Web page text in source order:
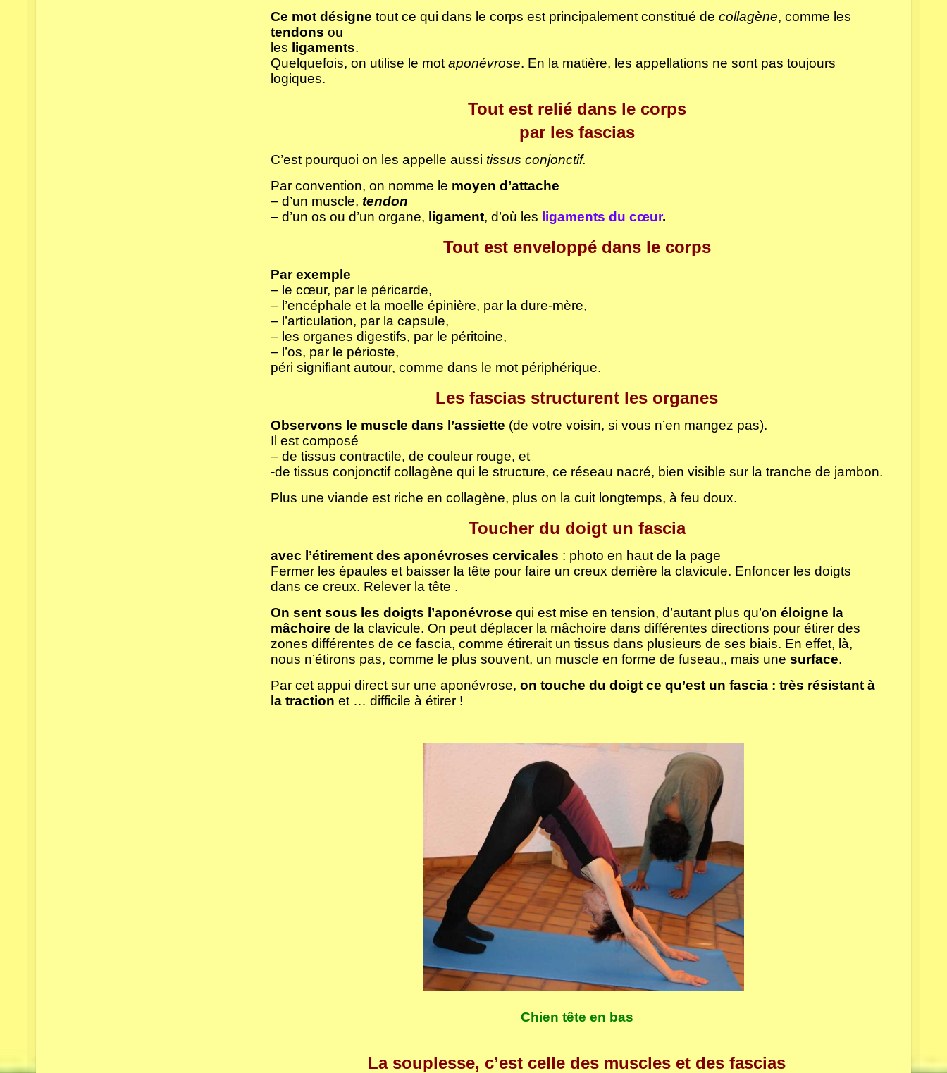
Ce mot désigne tout ce qui dans le corps est principalement constitué de collagène, comme les
tendons ou
les ligaments.
Quelquefois, on utilise le motaponévrose. En la matière, les appellations ne sont pas toujours
logiques.
Tout est relié dans le corps
par les fascias
C’est pourquoi on les appelle aussi tissus conjonctif.
Par convention, on nomme le moyen d’attache
– d’un muscle, tendon
– d’un os ou d’un organe, ligament, d’où les ligaments du cœur.
Tout est enveloppé dans le corps
Par exemple
– le cœur, par le péricarde,
– l’encéphale et la moelle épinière, par la dure-mère,
– l’articulation, par la capsule,
– les organes digestifs, par le péritoine,
– l’os, par le périoste,
péri signifiant autour, comme dans le mot périphérique.
Les fascias structurent les organes
Observons le muscle dans l’assiette (de votre voisin, si vous n’en mangez pas).
Il est composé
– de tissus contractile, de couleur rouge, et
-de tissus conjonctif collagène qui le structure, ce réseau nacré, bien visible sur la tranche de jambon.
Plus une viande est riche en collagène, plus on la cuit longtemps, à feu doux.
Toucher du doigt un fascia
avec l’étirement des aponévroses cervicales : photo en haut de la page
Fermer les épaules et baisser la tête pour faire un creux derrière la clavicule. Enfoncer les doigts
dans ce creux. Relever la tête .
On sent sous les doigts l’aponévrose qui est mise en tension, d’autant plus qu’on éloigne la
mâchoire de la clavicule. On peut déplacer la mâchoire dans différentes directions pour étirer des
zones différentes de ce fascia, comme étirerait un tissus dans plusieurs de ses biais. En effet, là,
nous n’étirons pas, comme le plus souvent, un muscle en forme de fuseau,, mais une surface.
Par cet appui direct sur une aponévrose, on touche du doigt ce qu’est un fascia : très résistant à
la traction et … difficile à étirer !
Chien tête en bas
La souplesse, c’est celle des muscles et des fascias